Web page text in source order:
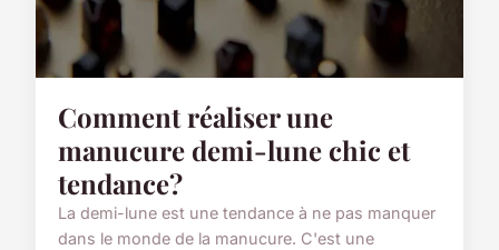
Comment réaliser une
manucure demi-lune chic et
tendance?
La demi-lune est une tendance à ne pas manquer
dans le monde de la manucure. C'est une